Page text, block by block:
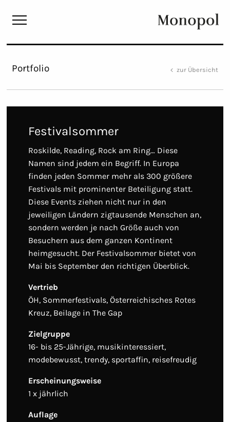
Monopol
Portfolio zur Übersicht
Festivalsommer
Roskilde, Reading, Rock am Ring… Diese
Namen sind jedem ein Begriff. In Europa
finden jeden Sommer mehr als 300 größere
Festivals mit prominenter Beteiligung statt.
Diese Events ziehen nicht nur in den
jeweiligen Ländern zigtausende Menschen an,
sondern werden je nach Größe auch von
Besuchern aus dem ganzen Kontinent
heimgesucht. Der Festivalsommer bietet von
Mai bis September den richtigen Überblick.
Vertrieb
ÖH, Sommerfestivals, Österreichisches Rotes
Kreuz, Beilage in The Gap
Zielgruppe
16- bis 25-Jährige, musikinteressiert,
modebewusst, trendy, sportaffin, reisefreudig
Erscheinungsweise
1 x jährlich
Auflage